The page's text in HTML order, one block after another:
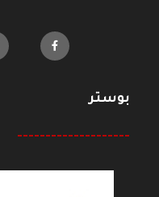
بوستر
--------------------